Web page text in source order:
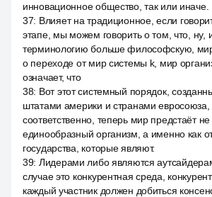
инновационное общество, так или иначе.
37: Влияет на традиционное, если
этапе, мы можем говорить о том, что, ну,
терминологию больше философскую,
о переходе от мир системы k, мир
означает, что
38: Вот этот системный порядок,
штатами америки и странами евросоюза,
соответственно, теперь мир предстаёт не
единообразный организм, а именно как
государства, которые являют.
39: Лидерами либо являются
случае это конкурентная среда,
каждый участник должен добиться